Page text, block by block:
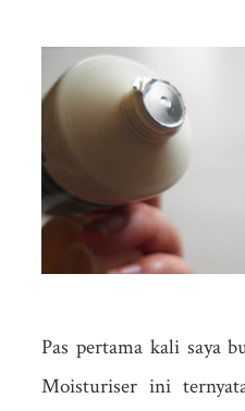
Pas pertama kali saya
Moisturiser ini